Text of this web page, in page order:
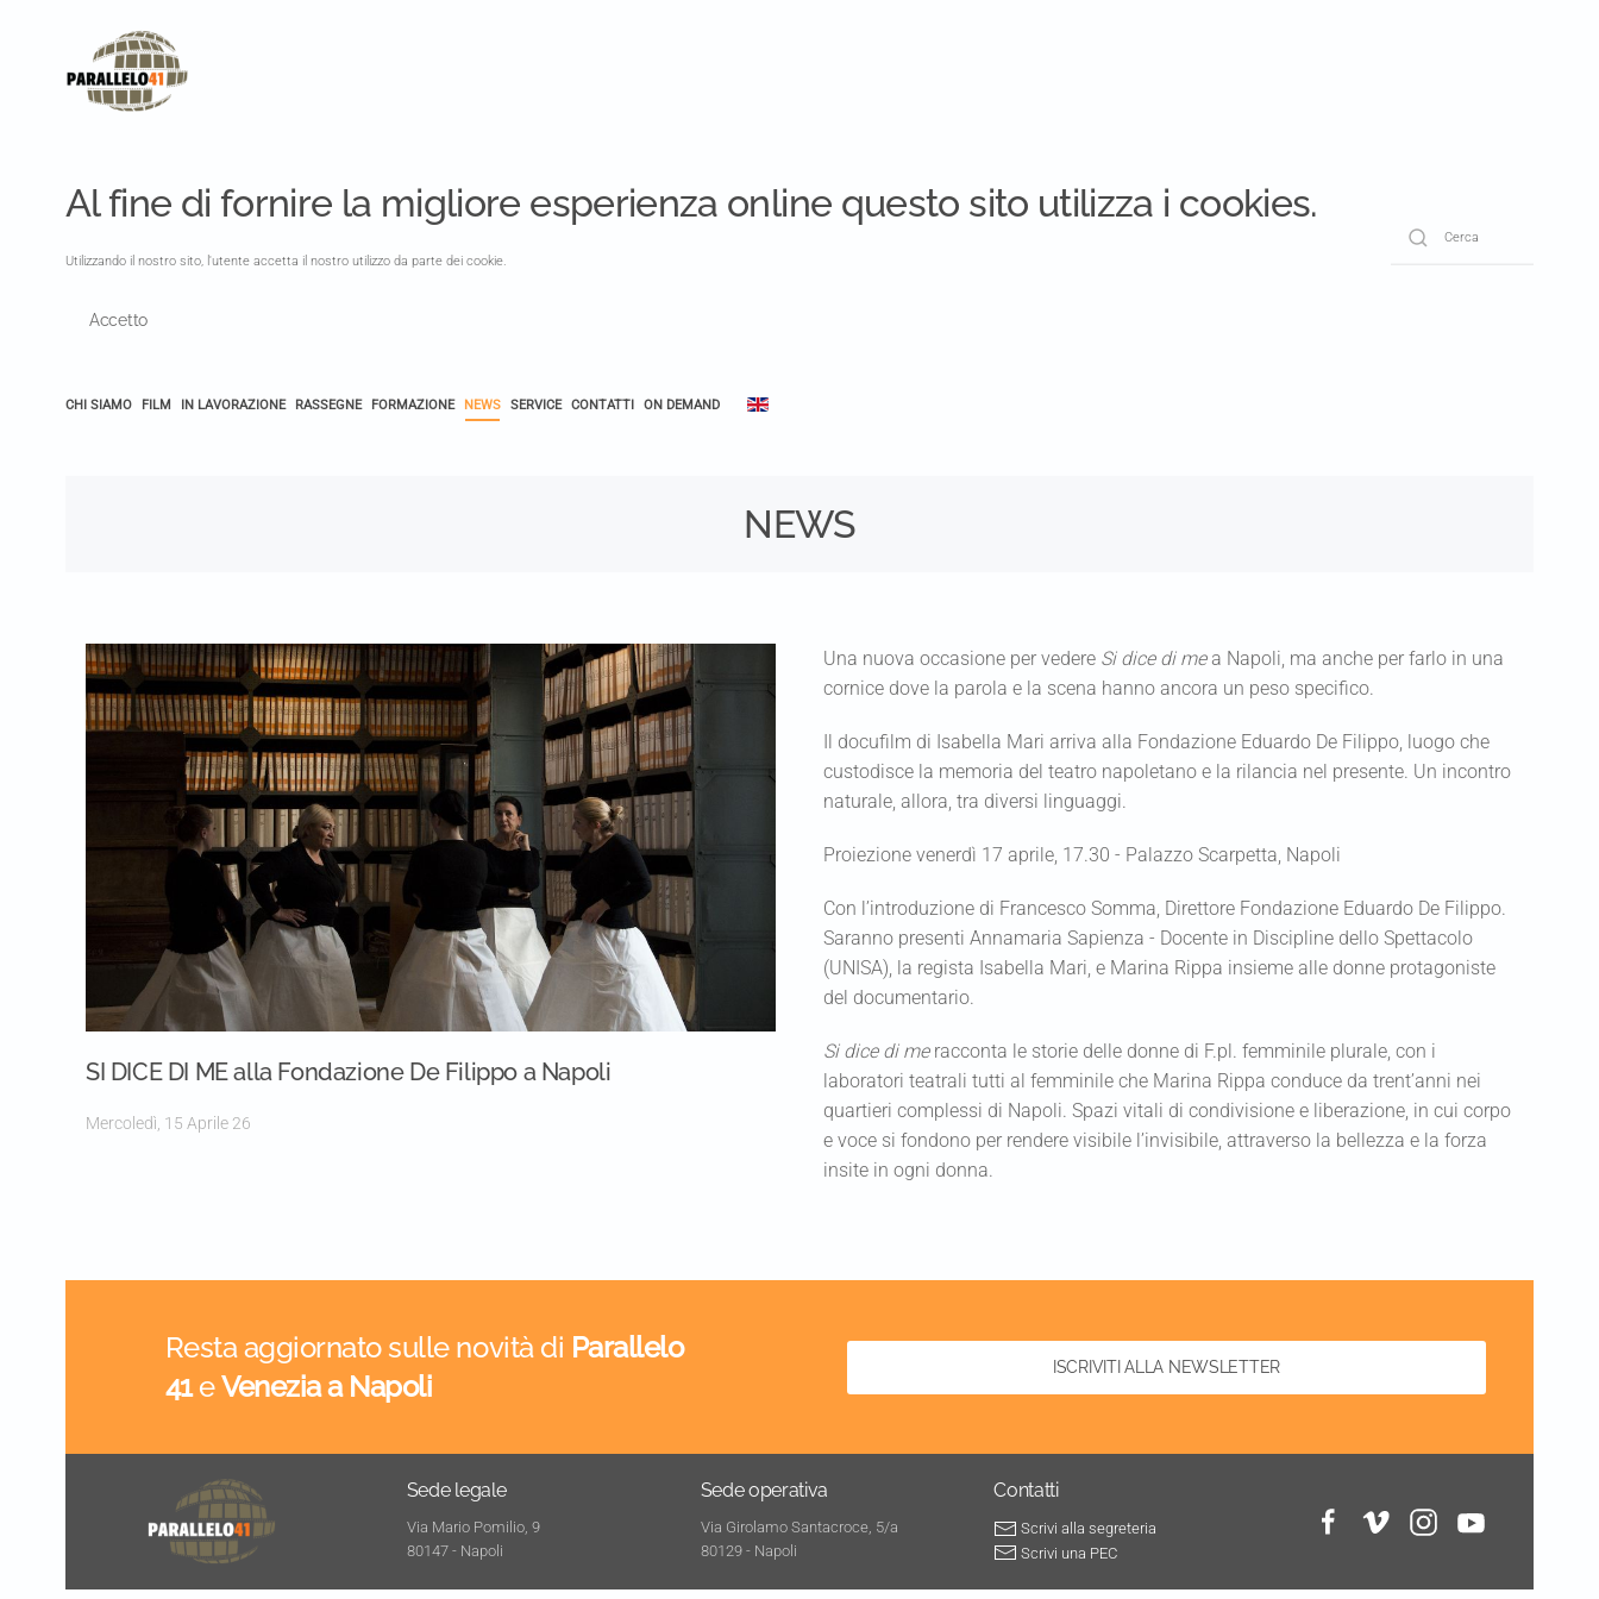
Al fine di fornire la migliore esperienza online questo sito utilizza i cookies.
Utilizzando il nostro sito, l'utente accetta il nostro utilizzo da parte dei cookie.
Accetto
CHI SIAMO FILM IN LAVORAZIONE RASSEGNE FORMAZIONE NEWS SERVICE CONTATTI ON DEMAND
NEWS
SI DICE DI ME alla Fondazione De Filippo a Napoli
Mercoledì, 15 Aprile 26
Una nuova occasione per vedere Si dice di mea Napoli, ma anche per farlo in una
cornice dove la parola e la scena hanno ancora un peso specifico.
Il docufilm di Isabella Mari arriva alla Fondazione Eduardo De Filippo, luogo che
custodisce la memoria del teatro napoletano e la rilancia nel presente. Un incontro
naturale, allora, tra diversi linguaggi.
Proiezione venerdì 17 aprile, 17.30 - Palazzo Scarpetta, Napoli
Con l’introduzione di Francesco Somma, Direttore Fondazione Eduardo De Filippo.
Saranno presenti Annamaria Sapienza - Docente in Discipline dello Spettacolo
(UNISA), la regista Isabella Mari, e Marina Rippa insieme alle donne protagoniste
del documentario.
Si dice di meracconta le storie delle donne di F.pl. femminile plurale, con i
laboratori teatrali tutti al femminile che Marina Rippa conduce da trent’anni nei
quartieri complessi di Napoli. Spazi vitali di condivisione e liberazione, in cui corpo
e voce si fondono per rendere visibile l’invisibile, attraverso la bellezza e la forza
insite in ogni donna.
Resta aggiornato sulle novità di Parallelo
41eVenezia a Napoli
ISCRIVITI ALLA NEWSLETTER
Sede legale
Via Mario Pomilio, 9
80147 - Napoli
Sede operativa
Via Girolamo Santacroce, 5/a
80129 - Napoli
Contatti
Scrivi alla segreteria
Scrivi una PEC